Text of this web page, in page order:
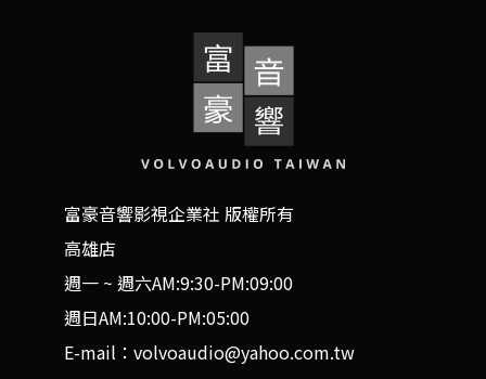
富豪音響影視企業社 版權所有
高雄店
週一 ~ 週六AM:9:30-PM:09:00
週日AM:10:00-PM:05:00
E-mail：volvoaudio@yahoo.com.tw